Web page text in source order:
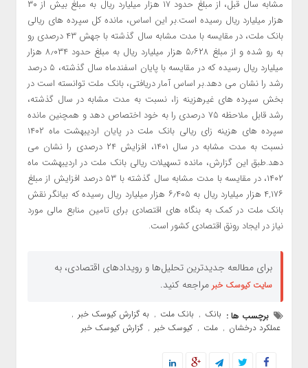
مشابه سال قبل، از مبلغ حدود ۱۷ هزار میلیارد ریال به مبلغ بیش از ۳۰
هزار میلیارد ریال رسیده است.بر این اساس، مانده کل سپرده های ریالی
بانک ملت، در مقایسه با مدت مشابه سال گذشته با جهش ۴۳ درصدی رو
به رو شده و از مبلغ ۵٫۶۲۸ هزار میلیارد ریال به مبلغ حدود ۸٫۰۳۴ هزار
میلیارد ریال رسیده که در مقایسه با پایان اسفندماه سال گذشته، ۵ درصد
رشد را نشان می دهد.بر اساس آمار دریافتی، بانک ملت توانسته است در
بخش سپرده های غیرهزینه زا، نسبت به مدت مشابه در سال گذشته،
رشد قابل ملاحظه ۷۵ درصدی را به خود اختصاص دهد و همچنین مانده
سپرده های هزینه زای ریالی بانک ملت در پایان اردیبهشت ماه ۱۴۰۲
نسبت به مدت مشابه در سال ۱۴۰۱، افزایش ۲۴ درصدی را نشان می
دهد.طبق این گزارش، مانده تسهیلات ریالی بانک ملت در اردیبهشت ماه
۱۴۰۲، در مقایسه با مدت مشابه سال گذشته با ۵۳ درصد افزایش از مبلغ
۴,۱۷۶ هزار میلیارد ریال به ۶٫۴۰۵ هزار میلیارد ریال رسیده که بیانگر نقش
بانک ملت در کمک به بنگاه های اقتصادی برای تامین منابع مالی مورد
نیاز در ایجاد رونق اقتصادی کشور است.
برای مطالعه جدیدترین تحلیل‌ها و رویدادهای اقتصادی، به
سایت کیوسک خبر مراجعه کنید.
برچسب ها : بانک , بانک ملت , به گزارش کیوسک خبر ,
عملکرد درخشان , ملت , کیوسک خبر , گزارش کیوسک خبر